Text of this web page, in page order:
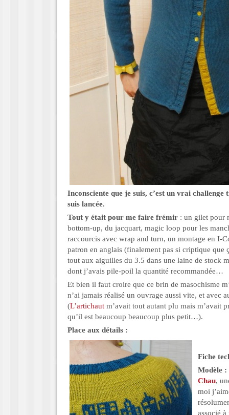
Inconsciente que je suis, c’est un vrai challenge
suis lancée.
Tout y était pour me faire frémir : un gilet pour
bottom-up, du jacquart, magic loop pour les
raccourcis avec wrap and turn, un montage en I-
patron en anglais (finalement pas si criptique que
tout aux aiguilles du 3.5 dans une laine de stock
dont j’avais pile-poil la quantité recommandée…
Et bien il faut croire que ce brin de masochisme
n’ai jamais réalisé un ouvrage aussi vite, et avec
(L’artichaut m’avait tout autant plu mais m’avait
qu’il est beaucoup beaucoup plus petit…).
Place aux détails :
Fiche
Modèle :
Chau,
moi
associé